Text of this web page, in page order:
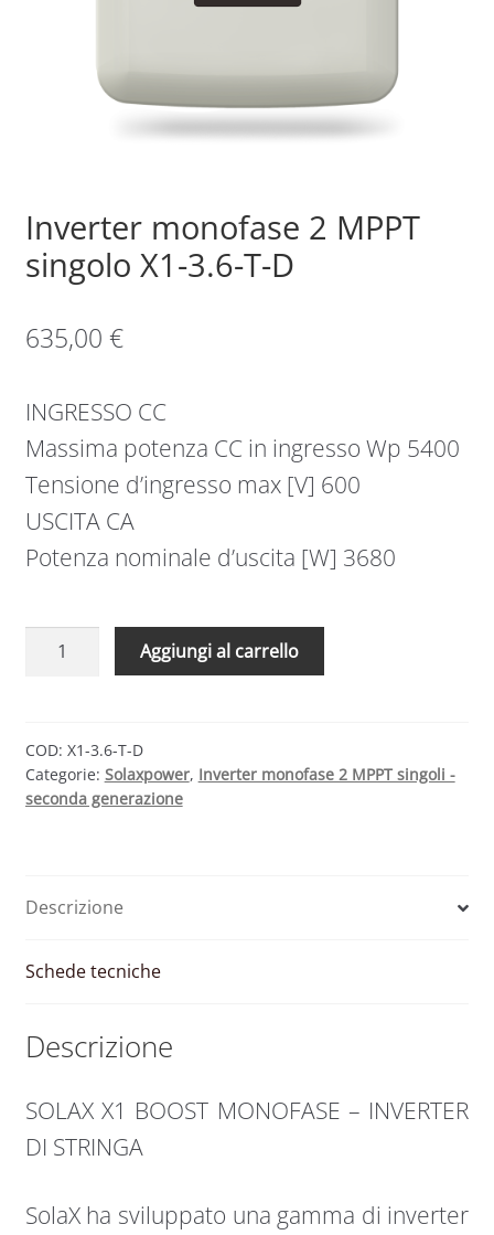
Inverter monofase 2 MPPT
singolo X1-3.6-T-D
635,00 €
INGRESSO CC
Massima potenza CC in ingresso Wp 5400
Tensione d’ingresso max [V] 600
USCITA CA
Potenza nominale d’uscita [W] 3680
Inverter
singolo
X1-
3.6-
Aggiungi al carrello
COD: X1-3.6-T-D
Categorie: Solaxpower, Inverter monofase 2 MPPT singoli -
seconda generazione
Descrizione
Schede tecniche
Descrizione
SOLAX X1 BOOST MONOFASE – INVERTER
DI STRINGA
SolaX ha sviluppato una gamma di inverter